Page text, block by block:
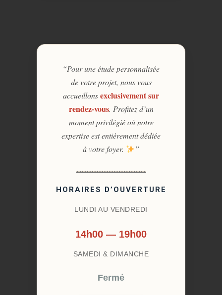
“Pour une étude personnalisée
de votre projet, nous vous
accueillonsexclusivement sur
rendez-vous. Profitez d’un
moment privilégié où notre
expertise est entièrement dédiée
à votre foyer.
”
HORAIRES D’OUVERTURE
LUNDI AU VENDREDI
14h00 — 19h00
SAMEDI & DIMANCHE
Fermé